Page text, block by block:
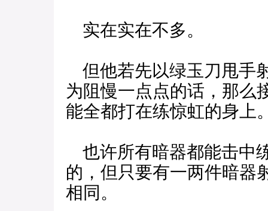
实在实在不多。
但他若先以绿玉刀甩手
为阻慢一点点的话，那么
能全都打在练惊虹的身上
也许所有暗器都能击中
的，但只要有一两件暗器
相同。